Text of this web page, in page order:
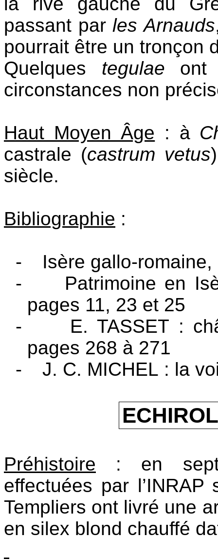
passant par les Arnauds
pourrait être un tronçon
Quelques tegulae ont
circonstances non
Haut Moyen Âge : à
castrale (castrum vetus
siècle.
Bibliographie :
-
Isère gallo-
-
Patrimoine en
pages 11, 23 et 25
-
E. TASSET :
pages 268 à 271
-
J. C. MICHEL : la
Préhistoire : en
effectuées par
Templiers ont livré une
en silex blond chauffé